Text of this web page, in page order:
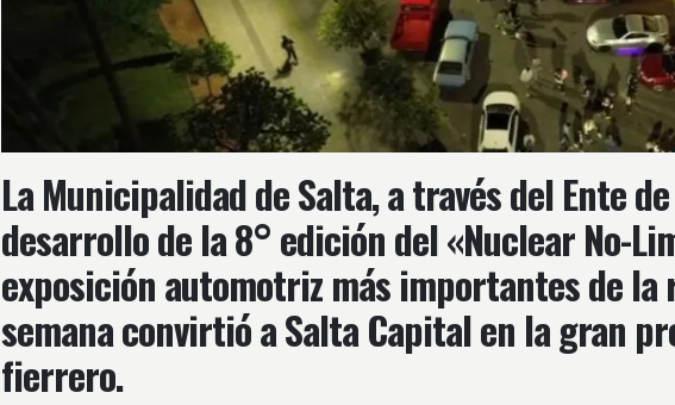
La Municipalidad de Salta, a través del Ente
desarrollo de la 8° edición del «Nuclear No-
exposición automotriz más importantes de la
semana convirtió a Salta Capital en la gran
fierrero.